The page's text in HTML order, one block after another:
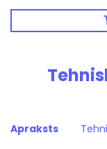
Apraksts